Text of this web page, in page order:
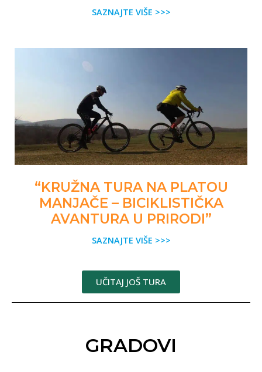
SAZNAJTE VIŠE >>>
“KRUŽNA TURA NA PLATOU
MANJAČE – BICIKLISTIČKA
AVANTURA U PRIRODI”
SAZNAJTE VIŠE >>>
UČITAJ JOŠ TURA
GRADOVI